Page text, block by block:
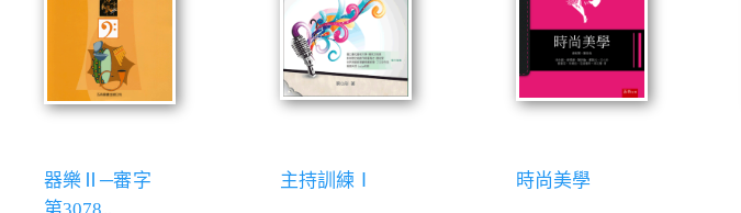
器樂Ⅱ─審字
主持訓練Ⅰ 時尚美學